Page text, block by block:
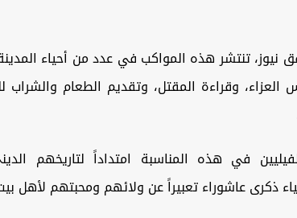
تنتشر هذه المواكب في عدد من أحياء
وقراءة المقتل، وتقديم الطعام والشراب
في هذه المناسبة امتداداً لتاريخهم
ذكرى عاشوراء تعبيراً عن ولائهم ومحبتهم لأهل